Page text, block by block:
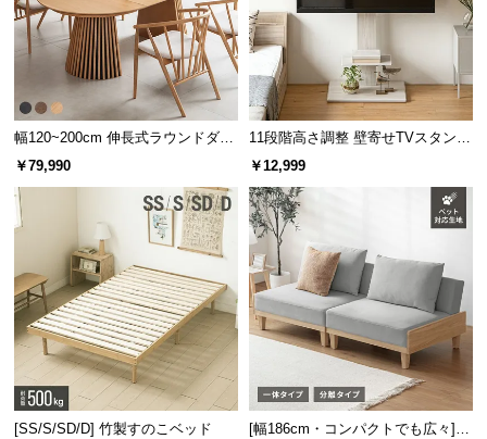
幅120~200cm 伸長式ラウンドダイ
ニングテーブル 6人掛け 天然木突
￥79,990
11段階高さ調整 壁寄せTVスタンド
キャスター付き 上下左右角度調節
￥12,999
[SS/S/SD/D] 竹製すのこベッド
[幅186cm・コンパクトでも広々] 3